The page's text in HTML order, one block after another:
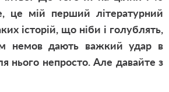
це мій перший літературний
історій, що ніби і голублять,
немов дають важкий удар в
нього непросто. Але давайте з